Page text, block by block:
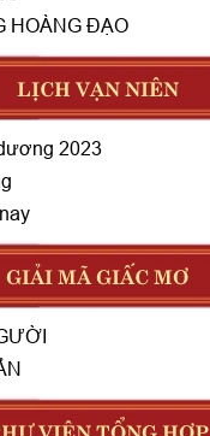
HOÀNG ĐẠO
LỊCH VẠN NIÊN
2023
GIẢI MÃ GIẤC MƠ
VIỆN TỔNG HỢP